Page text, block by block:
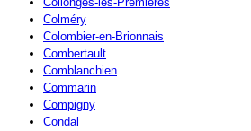
Colméry
Colombier-en-Brionnais
Combertault
Comblanchien
Commarin
Compigny
Condal